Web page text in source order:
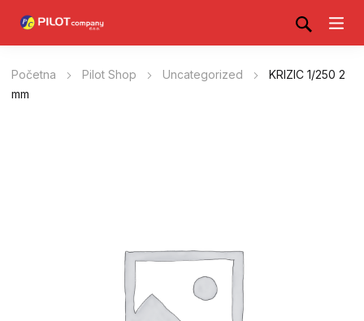
Početna Pilot Shop Uncategorized
KRIZIC 1/250 2
mm